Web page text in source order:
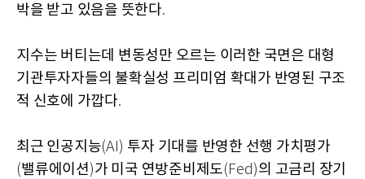
박을 받고 있음을 뜻한다.
지수는 버티는데 변동성만 오르는 이러한 국면은 대형
기관투자자들의 불확실성 프리미엄 확대가 반영된 구조
적 신호에 가깝다.
최근 인공지능(AI) 투자 기대를 반영한 선행 가치평가
(밸류에이션)가 미국 연방준비제도(Fed)의 고금리 장기